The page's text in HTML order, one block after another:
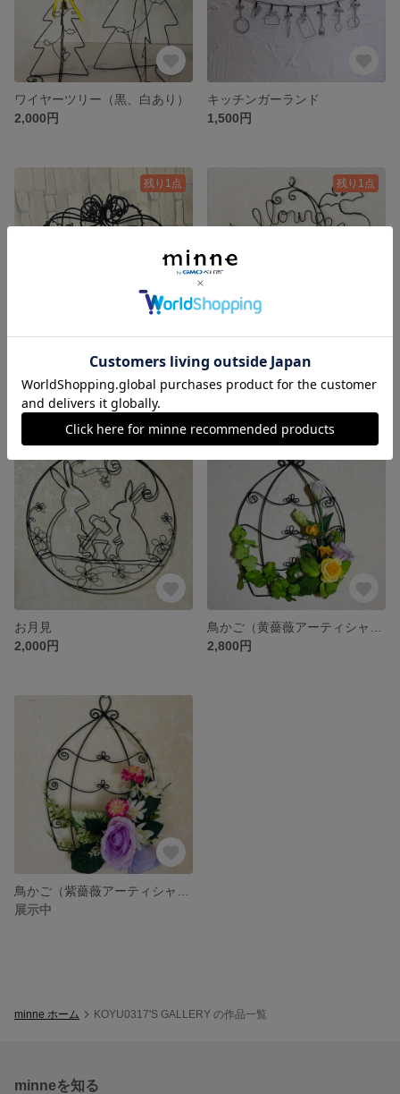
ワイヤーツリー（黒、白あり）
2,000円
キッチンガーランド
1,500円
残り1点
ハロウィンカボチャ
2,500円
残り1点
ハロウィン
1,500円
残り1点
お月見
2,000円
SOLD OUT
2,800円
展示中
minne ホーム KOYU0317'S GALLERY の作品一覧
minneを知る